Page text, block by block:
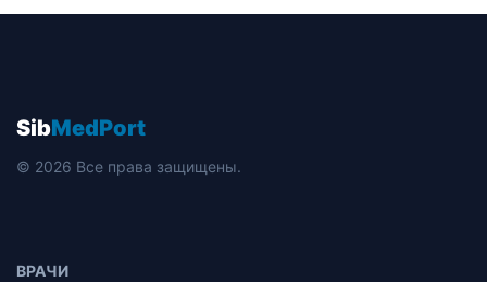
SibMedPort
© 2026 Все права защищены.
ВРАЧИ